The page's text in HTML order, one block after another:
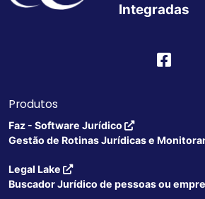
Integradas
Produtos
Faz - Software Jurídico
Gestão de Rotinas Jurídicas e
Legal Lake
Buscador Jurídico de pessoas ou